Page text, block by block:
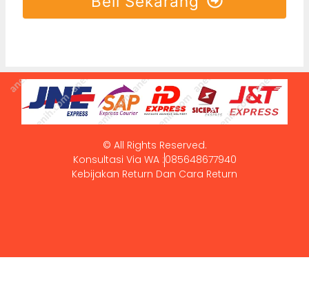
© All Rights Reserved.
Konsultasi Via WA :085648677940
Kebijakan Return Dan Cara Return